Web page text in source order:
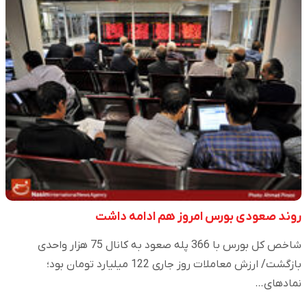
روند صعودی بورس امروز هم ادامه داشت
شاخص کل بورس با 366 پله صعود به کانال 75 هزار واحدی
بازگشت/ ارزش معاملات روز جاری 122 میلیارد تومان بود؛
نمادهای…